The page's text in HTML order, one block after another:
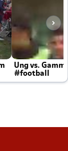
Ung vs.
#football